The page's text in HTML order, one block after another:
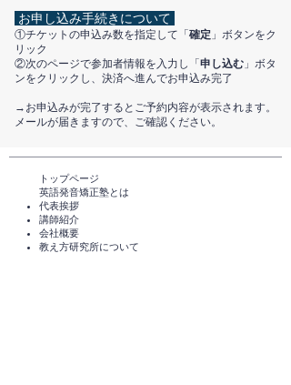
お申し込み手続きについて
①チケットの申込み数を指定して「 確定 」ボタンをク
リック
②次のページで参加者情報を入力し「 申し込む 」ボタ
ンをクリックし、決済へ進んでお申込み完了
​→お申込みが完了するとご予約内容が表示されます。
メールが届きますので、ご確認ください。
トップページ​
英語発音矯正塾とは
代表挨拶
講師紹介
​会社概要
​教え方研究所について